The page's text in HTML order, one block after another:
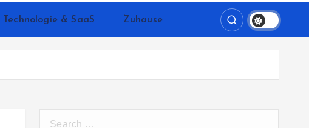
Technologie & SaaS Zuhause